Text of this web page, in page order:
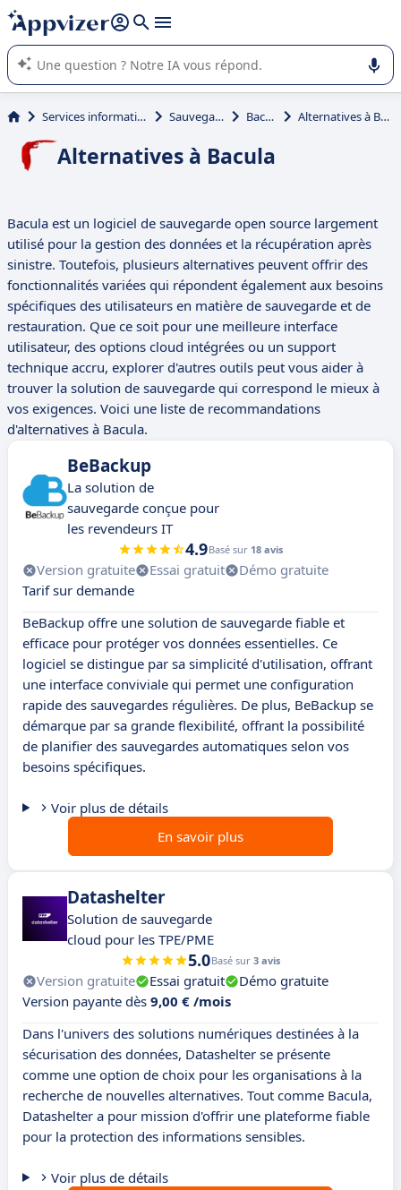
répondre (plusieurs lignes avec
L'IA de Appvizer vous guide dans l'utilisation ou la sélection de
logiciel SaaS en entreprise.
Services informatiques Sauvegarde Bacula Alternatives à Bacula
Alternatives à Bacula
Bacula est un logiciel de sauvegarde open source largement
utilisé pour la gestion des données et la récupération après
sinistre. Toutefois, plusieurs alternatives peuvent offrir des
fonctionnalités variées qui répondent également aux besoins
spécifiques des utilisateurs en matière de sauvegarde et de
restauration. Que ce soit pour une meilleure interface
utilisateur, des options cloud intégrées ou un support
technique accru, explorer d'autres outils peut vous aider à
trouver la solution de sauvegarde qui correspond le mieux à
vos exigences. Voici une liste de recommandations
d'alternatives à Bacula.
BeBackup
La solution de
sauvegarde conçue pour
les revendeurs IT
4.9Basé sur 18 avis
Version gratuite Essai gratuit
Démo gratuite
Tarif sur demande
BeBackup offre une solution de sauvegarde fiable et
efficace pour protéger vos données essentielles. Ce
logiciel se distingue par sa simplicité d'utilisation, offrant
une interface conviviale qui permet une configuration
rapide des sauvegardes régulières. De plus, BeBackup se
démarque par sa grande flexibilité, offrant la possibilité
de planifier des sauvegardes automatiques selon vos
besoins spécifiques.
Voir plus de détails
En savoir plus
Datashelter
Solution de sauvegarde
cloud pour les TPE/PME
5.0Basé sur 3 avis
Version gratuite Essai gratuit
Démo gratuite
Version payante dès 9,00 € /mois
Dans l'univers des solutions numériques destinées à la
sécurisation des données, Datashelter se présente
comme une option de choix pour les organisations à la
recherche de nouvelles alternatives. Tout comme Bacula,
Datashelter a pour mission d'offrir une plateforme fiable
pour la protection des informations sensibles.
Voir plus de détails